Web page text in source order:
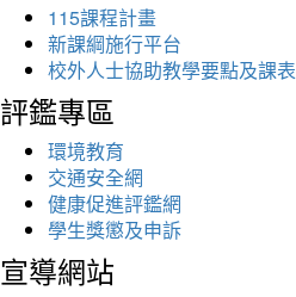
115課程計畫
新課綱施行平台
校外人士協助教學要點及課表
評鑑專區
環境教育
交通安全網
健康促進評鑑網
學生獎懲及申訴
宣導網站